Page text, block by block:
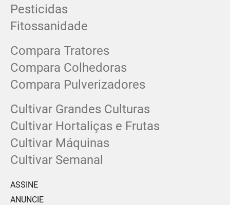
Pesticidas
Fitossanidade
Compara Tratores
Compara Colhedoras
Compara Pulverizadores
Cultivar Grandes Culturas
Cultivar Hortaliças e Frutas
Cultivar Máquinas
Cultivar Semanal
ASSINE
ANUNCIE